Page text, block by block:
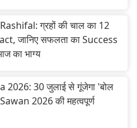
ग्रहों की चाल का 12
जानिए सफलता का Success
का भाग्य
2026: 30 जुलाई से गूंजेगा 'बोल
2026 की महत्वपूर्ण